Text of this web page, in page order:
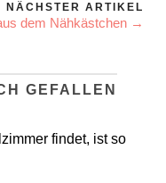
NÄCHSTER ARTIKEL
dem Nähkästchen →
GEFALLEN
findet, ist so